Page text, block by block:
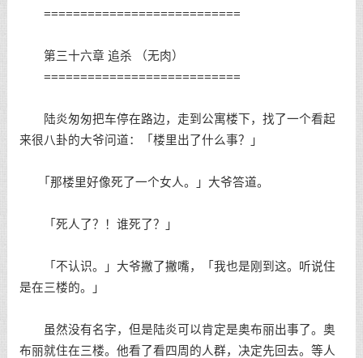
===========================
第三十六章 追杀 （无肉）
===========================
陆炎匆匆把车停在路边，走到公寓楼下，找了一个看起
来很八卦的大爷问道：「楼里出了什么事？」
「那楼里好像死了一个女人。」大爷答道。
「死人了？！谁死了？」
「不认识。」大爷撇了撇嘴，「我也是刚到这。听说住
是在三楼的。」
虽然没有名字，但是陆炎可以肯定是奥布丽出事了。奥
布丽就住在三楼。他看了看四周的人群，决定先回去。等人